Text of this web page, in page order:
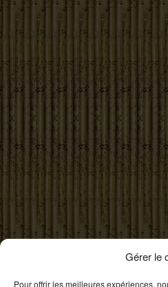
Gérer le
Pour offrir les meilleures expériences,